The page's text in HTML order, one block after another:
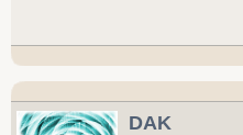
DAK